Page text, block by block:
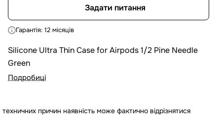
Задати питання
Гарантія: 12 місяців
Silicone Ultra Thin Case for Airpods 1/2 Pine Needle
Green
Подробиці
техничних причин наявність може фактично відрізнятися